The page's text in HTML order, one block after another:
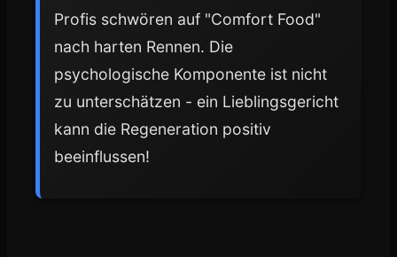
Profis schwören auf "Comfort Food"
nach harten Rennen. Die
psychologische Komponente ist nicht
zu unterschätzen - ein Lieblingsgericht
kann die Regeneration positiv
beeinflussen!